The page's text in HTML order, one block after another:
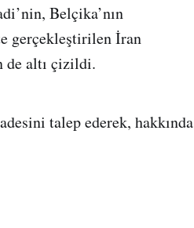
Belçika’nın
gerçekleştirilen İran
de altı çizildi.
talep ederek, hakkında